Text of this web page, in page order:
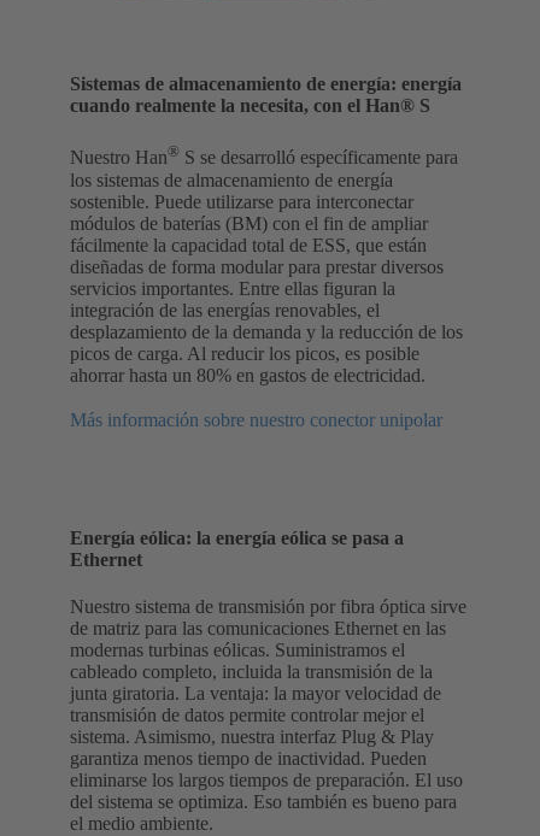
Sistemas de almacenamiento de energía: energía
cuando realmente la necesita, con el Han® S
Nuestro Han® S se desarrolló específicamente para
los sistemas de almacenamiento de energía
sostenible. Puede utilizarse para interconectar
módulos de baterías (BM) con el fin de ampliar
fácilmente la capacidad total de ESS, que están
diseñadas de forma modular para prestar diversos
servicios importantes. Entre ellas figuran la
integración de las energías renovables, el
desplazamiento de la demanda y la reducción de los
picos de carga. Al reducir los picos, es posible
ahorrar hasta un 80% en gastos de electricidad.
Más información sobre nuestro conector unipolar
Energía eólica: la energía eólica se pasa a
Ethernet
Nuestro sistema de transmisión por fibra óptica sirve
de matriz para las comunicaciones Ethernet en las
modernas turbinas eólicas. Suministramos el
cableado completo, incluida la transmisión de la
junta giratoria. La ventaja: la mayor velocidad de
transmisión de datos permite controlar mejor el
sistema. Asimismo, nuestra interfaz Plug & Play
garantiza menos tiempo de inactividad. Pueden
eliminarse los largos tiempos de preparación. El uso
del sistema se optimiza. Eso también es bueno para
el medio ambiente.